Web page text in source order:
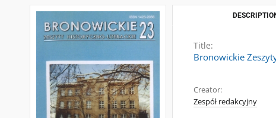
Title:
Bronowickie
Creator:
Zespół redakcyjny